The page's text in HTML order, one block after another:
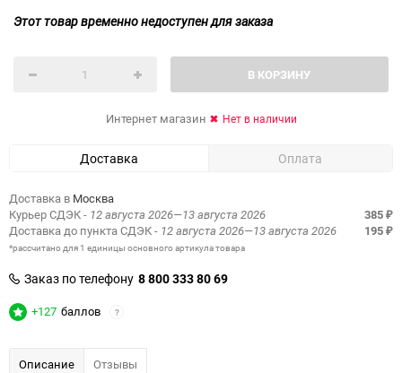
Этот товар временно недоступен для заказа
В КОРЗИНУ
Интернет магазин Нет в наличии
Доставка Оплата
Доставка в Москва
Курьер СДЭК- 12 августа 2026—13 августа 2026 385 ₽
Доставка до пункта СДЭК- 12 августа 2026—13 августа 2026 195 ₽
*рассчитано для 1 единицы основного артикула товара
Заказ по телефону 8 800 333 80 69
+127 баллов ?
Описание Отзывы